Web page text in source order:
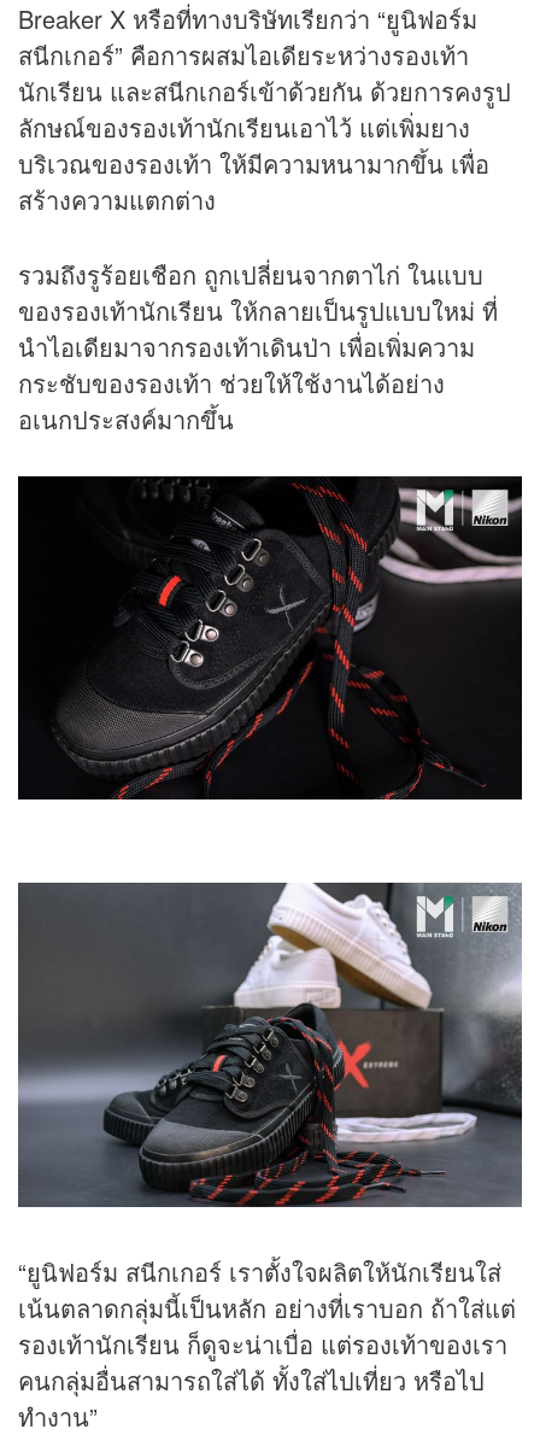
Breaker X หรือที่ทางบริษัทเรียกว่า “ยูนิฟอร์ม
สนีกเกอร์” คือการผสมไอเดียระหว่างรองเท้า
นักเรียน และสนีกเกอร์เข้าด้วยกัน ด้วยการคงรูป
ลักษณ์ของรองเท้านักเรียนเอาไว้ แต่เพิ่มยาง
บริเวณของรองเท้า ให้มีความหนามากขึ้น เพื่อ
สร้างความแตกต่าง
รวมถึงรูร้อยเชือก ถูกเปลี่ยนจากตาไก่ ในแบบ
ของรองเท้านักเรียน ให้กลายเป็นรูปแบบใหม่ ที่
นำไอเดียมาจากรองเท้าเดินป่า เพื่อเพิ่มความ
กระชับของรองเท้า ช่วยให้ใช้งานได้อย่าง
อเนกประสงค์มากขึ้น
“ยูนิฟอร์ม สนีกเกอร์ เราตั้งใจผลิตให้นักเรียนใส่
เน้นตลาดกลุ่มนี้เป็นหลัก อย่างที่เราบอก ถ้าใส่แต่
รองเท้านักเรียน ก็ดูจะน่าเบื่อ แต่รองเท้าของเรา
คนกลุ่มอื่นสามารถใส่ได้ ทั้งใส่ไปเที่ยว หรือไป
ทำงาน”